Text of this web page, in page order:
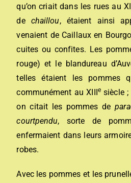
qu’on criait dans les rues au
de chaillou, étaient ainsi
venaient de Caillaux en
cuites ou confites. Les
rouge) et le blandureau
telles étaient les pommes
communément au XIIIesiècle ;
on citait les pommes de
courtpendu, sorte de
enfermaient dans leurs
robes.
Avec les pommes et les